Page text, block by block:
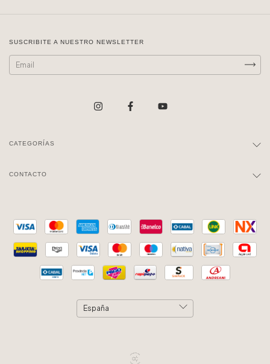
SUSCRIBITE A NUESTRO NEWSLETTER
CATEGORÍAS
CONTACTO